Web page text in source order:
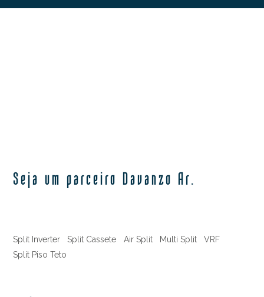
Seja um parceiro Davanzo Ar.
Split Inverter Split Cassete Air Split Multi Split
VRF
Split Piso Teto